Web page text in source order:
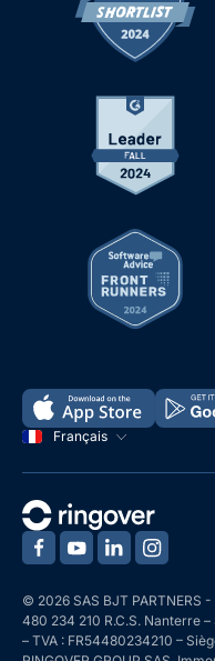
Français
© 2026 SAS BJT PARTNERS -
480 234 210 R.C.S. Nanterre
– TVA : FR54480234210 –